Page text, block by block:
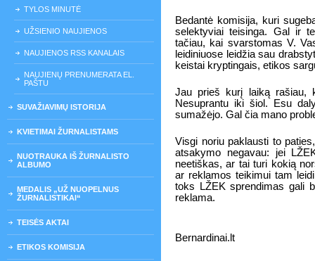
TYLOS MINUTĖ
UŽSIENIO NAUJIENOS
NAUJIENOS RSS KANALAIS
NAUJIENŲ PRENUMERATA EL.
PAŠTU
SUVAŽIAVIMŲ ISTORIJA
KVIETIMAI ŽURNALISTAMS
NUOTRAUKA IŠ ŽURNALISTO
ALBUMO
MEDALIS „UŽ NUOPELNUS
ŽURNALISTIKAI“
TEISĖS AKTAI
ETIKOS KOMISIJA
Bedantė komisija, kuri
selektyviai teisinga. Gal ir
tačiau, kai svarstomas V.
leidiniuose leidžia sau
keistai kryptingais, etikos
Jau prieš kurį laiką rašiau,
Nesuprantu iki šiol. Esu
sumažėjo. Gal čia mano
Visgi noriu paklausti to
atsakymo negavau: jei
neetiškas, ar tai turi kokią
ar reklamos teikimui tam
toks LŽEK sprendimas gali
reklama.
Bernardinai.lt